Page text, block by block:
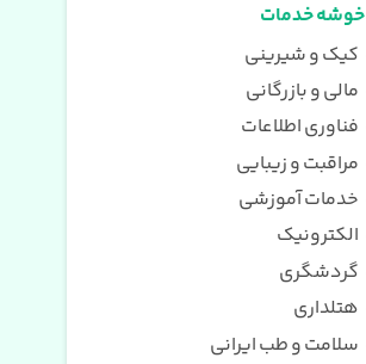
خوشه خدمات
کیک و شیرینی
مالی و بازرگانی
فناوری اطلاعات
مراقبت و زیبایی
خدمات آموزشی
الکترونیک
گردشگری
هتلداری
سلامت و طب ایرانی